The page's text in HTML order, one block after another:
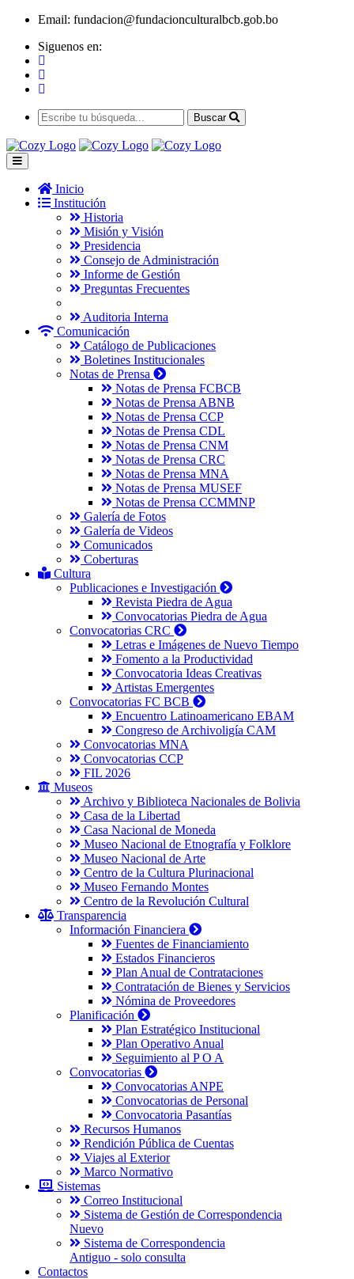
Email: fundacion@fundacionculturalbcb.gob.bo
Siguenos en:
Buscar
Inicio
Institución
Historia
Misión y Visión
Presidencia
Consejo de Administración
Informe de Gestión
Preguntas Frecuentes
Auditoria Interna
Comunicación
Catálogo de Publicaciones
Boletines Institucionales
Notas de Prensa
Notas de Prensa FCBCB
Notas de Prensa ABNB
Notas de Prensa CCP
Notas de Prensa CDL
Notas de Prensa CNM
Notas de Prensa CRC
Notas de Prensa MNA
Notas de Prensa MUSEF
Notas de Prensa CCMMNP
Galería de Fotos
Galería de Videos
Comunicados
Coberturas
Cultura
Publicaciones e Investigación
Revista Piedra de Agua
Convocatorias Piedra de Agua
Convocatorias CRC
Letras e Imágenes de Nuevo Tiempo
Fomento a la Productividad
Convocatoria Ideas Creativas
Artistas Emergentes
Convocatorias FC BCB
Encuentro Latinoamericano EBAM
Congreso de Archivoligía CAM
Convocatorias MNA
Convocatorias CCP
FIL 2026
Museos
Archivo y Biblioteca Nacionales de Bolivia
Casa de la Libertad
Casa Nacional de Moneda
Museo Nacional de Etnografía y Folklore
Museo Nacional de Arte
Centro de la Cultura Plurinacional
Museo Fernando Montes
Centro de la Revolución Cultural
Transparencia
Información Financiera
Fuentes de Financiamiento
Estados Financieros
Plan Anual de Contrataciones
Contratación de Bienes y Servicios
Nómina de Proveedores
Planificación
Plan Estratégico Institucional
Plan Operativo Anual
Seguimiento al P O A
Convocatorias
Convocatorias ANPE
Convocatorias de Personal
Convocatoria Pasantías
Recursos Humanos
Rendición Pública de Cuentas
Viajes al Exterior
Marco Normativo
Sistemas
Correo Institucional
Sistema de Gestión de Correspondencia
Nuevo
Sistema de Correspondencia
Antiguo - solo consulta
Contactos